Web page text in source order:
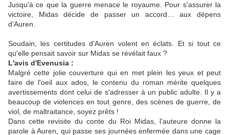
Jusqu'à ce que la guerre menace le royaume. Pour s'assurer la
victoire, Midas décide de passer un accord… aux dépens
d'Auren.
Soudain, les certitudes d'Auren volent en éclats. Et si tout ce
qu'elle pensait savoir sur Midas se révélait faux ?
L'avis d'Evenusia :
Malgré cette jolie couverture qui en met plein les yeux et peut
faire de l'oeil aux ados, le contenu du roman mérite quelques
avertissements dont celui de s'adresser à un public adulte. Il y a
beaucoup de violences en tout genre, des scènes de guerre, de
viol, de maltraitance, soyez prêts !
Dans cette revisite du conte du Roi Midas, l'auteure donne la
parole à Auren, qui passe ses journées enfermée dans une cage